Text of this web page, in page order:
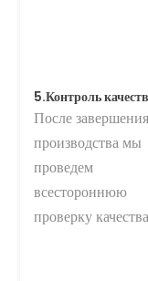
5.Контроль
После завершения
производства мы
проведем
всестороннюю
проверку